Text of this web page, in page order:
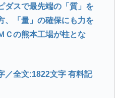
スで最先端の「質」を
、「量」の確保にも力を
Ｃの熊本工場が柱とな
／全文:1822文字 有料記